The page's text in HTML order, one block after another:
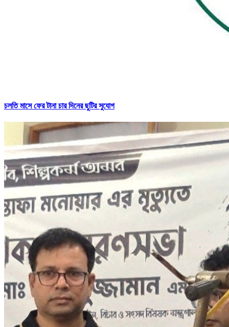
চলতি মাসে ফের টানা চার দিনের ছুটির সুযোগ